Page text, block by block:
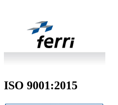
ISO 9001:2015